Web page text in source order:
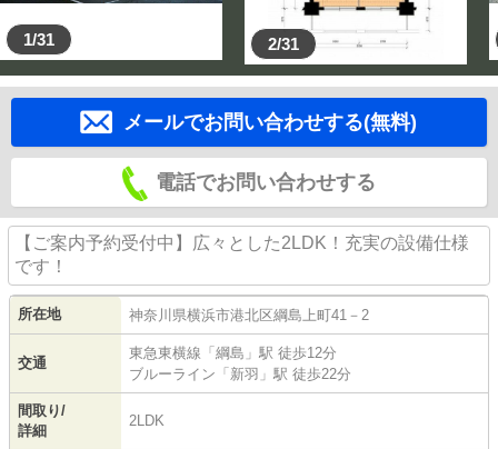
1/31 2/31
メールでお問い合わせする(無料)
電話でお問い合わせする
【ご案内予約受付中】広々とした2LDK！充実の設備仕様
です！
所在地 神奈川県横浜市港北区綱島上町41－2
交通
東急東横線 「 綱島 」駅 徒歩12分
ブルーライン 「 新羽 」駅 徒歩22分
間取り/
詳細
2LDK